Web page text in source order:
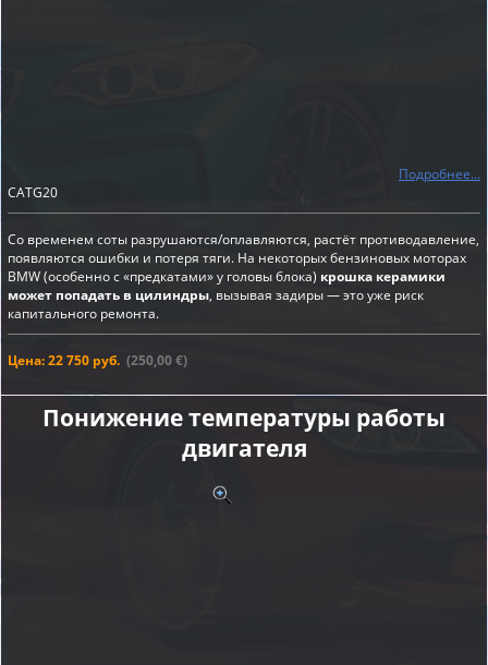
Подробнее...
CATG20
Со временем соты разрушаются/оплавляются, растёт противодавление,
появляются ошибки и потеря тяги. На некоторых бензиновых моторах
BMW (особенно с «предкатами» у головы блока) крошка керамики
может попадать в цилиндры, вызывая задиры — это уже риск
капитального ремонта.
Цена: 22 750 руб. (250,00 €)
Понижение температуры работы
двигателя